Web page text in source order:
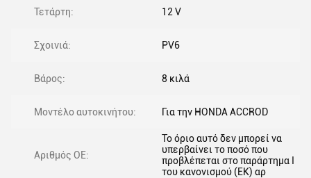
Τετάρτη: 12 V
Σχοινιά: PV6
Βάρος: 8 κιλά
Μοντέλο αυτοκινήτου: Για την HONDA ACCROD
Αριθμός ΟΕ:
Το όριο αυτό δεν μπορεί να
υπερβαίνει το ποσό που
προβλέπεται στο παράρτημα I
του κανονισμού (ΕΚ) αρ